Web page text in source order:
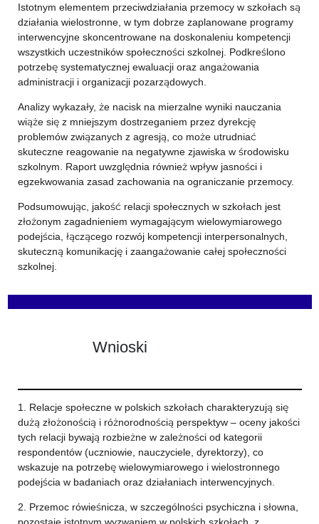
Istotnym elementem przeciwdziałania przemocy w szkołach są
działania wielostronne, w tym dobrze zaplanowane programy
interwencyjne skoncentrowane na doskonaleniu kompetencji
wszystkich uczestników społeczności szkolnej. Podkreślono
potrzebę systematycznej ewaluacji oraz angażowania
administracji i organizacji pozarządowych.
Analizy wykazały, że nacisk na mierzalne wyniki nauczania
wiąże się z mniejszym dostrzeganiem przez dyrekcję
problemów związanych z agresją, co może utrudniać
skuteczne reagowanie na negatywne zjawiska w środowisku
szkolnym. Raport uwzględnia również wpływ jasności i
egzekwowania zasad zachowania na ograniczanie przemocy.
Podsumowując, jakość relacji społecznych w szkołach jest
złożonym zagadnieniem wymagającym wielowymiarowego
podejścia, łączącego rozwój kompetencji interpersonalnych,
skuteczną komunikację i zaangażowanie całej społeczności
szkolnej.
Wnioski
1. Relacje społeczne w polskich szkołach charakteryzują się
dużą złożonością i różnorodnością perspektyw – oceny jakości
tych relacji bywają rozbieżne w zależności od kategorii
respondentów (uczniowie, nauczyciele, dyrektorzy), co
wskazuje na potrzebę wielowymiarowego i wielostronnego
podejścia w badaniach oraz działaniach interwencyjnych.
2. Przemoc rówieśnicza, w szczególności psychiczna i słowna,